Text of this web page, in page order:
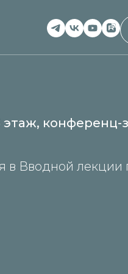
конференц-
в Вводной лекции